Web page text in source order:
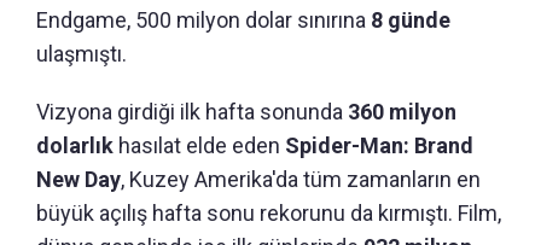
Endgame, 500 milyon dolar sınırına 8 günde
ulaşmıştı.
Vizyona girdiği ilk hafta sonunda 360 milyon
dolarlık hasılat elde eden Spider-Man: Brand
New Day, Kuzey Amerika'da tüm zamanların en
büyük açılış hafta sonu rekorunu da kırmıştı. Film,